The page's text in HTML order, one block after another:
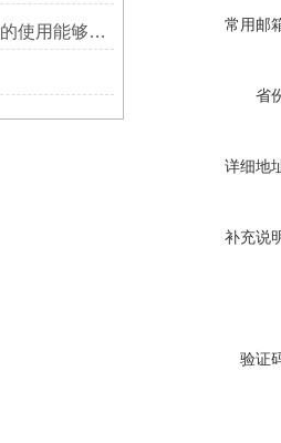
非插入式通球指示器的使用能够满足各类管道的要求 常用邮
省
详细地
补充说
验证